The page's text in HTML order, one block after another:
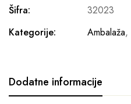
Šifra:
32023
Kategorije:
Ambalaža,
Dodatne informacije